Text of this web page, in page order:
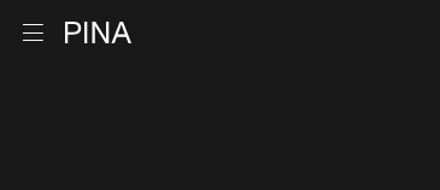
Menu öffnen